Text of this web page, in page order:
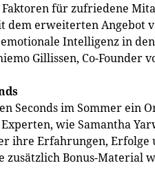
für zufriedene
dem erweiterten Angebot
Intelligenz in
Gillissen, Co-Founder
Seconds im Sommer ein
wie Samantha
ihre Erfahrungen,
zusätzlich Bonus-Material